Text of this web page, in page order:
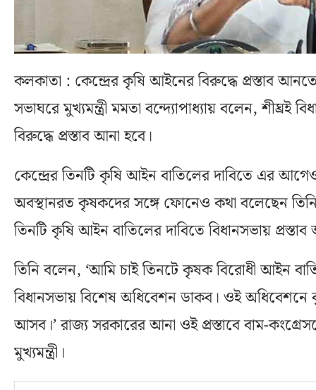
কলকাতা : কেন্দ্রের কৃষি আইনের বিরুদ্ধে প্রস্তাব
সভাঘরে মুখ্যমন্ত্রী মমতা বন্দ্যোপাধ্যায় বলেন,
বিরুদ্ধে প্রস্তাব আনা হবে।
কেন্দ্রের তিনটি কৃষি আইন বাতিলের দাবিতে এর
অবস্থানরত কৃষকদের সঙ্গে ফোনেও কথা বলেছেন
তিনটি কৃষি আইন বাতিলের দাবিতে বিধানসভায় প্রস্তাব
তিনি বলেন, ‘আমি চাই তিনটে কৃষক বিরোধী আইন
বিধানসভায় বিশেষ অধিবেশন ডাকব। ওই অধিবেশনে
আসব।’ রাজ্য সরকারের আনা ওই প্রস্তাবে বাম-
মুখ্যমন্ত্রী।